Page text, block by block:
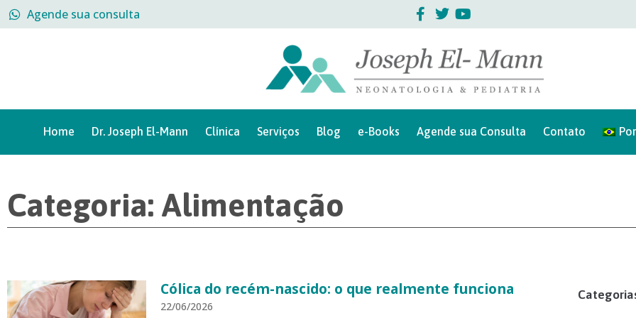
Agende sua consulta
Home Dr. Joseph El-Mann Clínica Serviços Blog e-Books Agende sua Consulta Contato
Categoria: Alimentação
Cólica do recém-nascido: o que realmente funciona
22/06/2026